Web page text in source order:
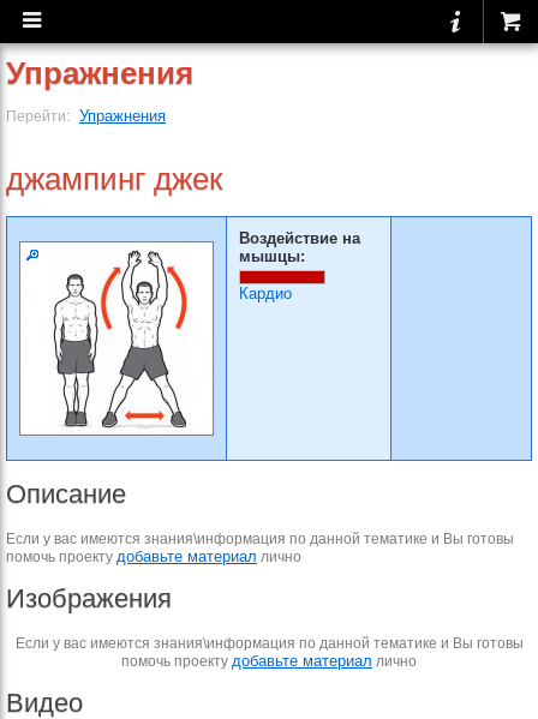
Упражнения
Перейти: Упражнения
джампинг джек
Воздействие на
мышцы:
Кардио
Описание
Если у вас имеются знания\информация по данной тематике и Вы готовы
помочь проекту добавьте материал лично
Изображения
Если у вас имеются знания\информация по данной тематике и Вы готовы
помочь проекту добавьте материал лично
Видео